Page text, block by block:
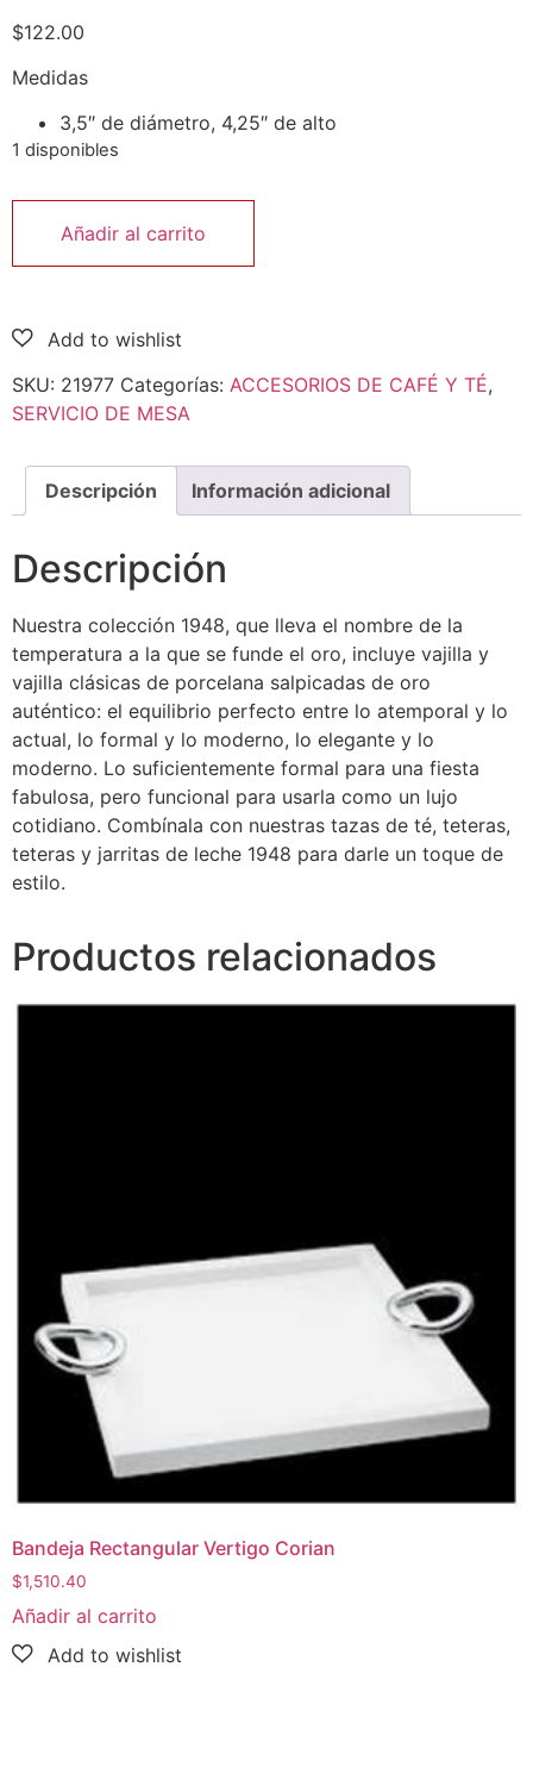
$122.00
Medidas
3,5″ de diámetro, 4,25″ de alto
1 disponibles
Añadir al carrito
SKU: 21977 Categorías: ACCESORIOS DE CAFÉ Y TÉ,
SERVICIO DE MESA
Descripción Información adicional
Descripción
Nuestra colección 1948, que lleva el nombre de la
temperatura a la que se funde el oro, incluye vajilla y
vajilla clásicas de porcelana salpicadas de oro
auténtico: el equilibrio perfecto entre lo atemporal y lo
actual, lo formal y lo moderno, lo elegante y lo
moderno. Lo suficientemente formal para una fiesta
fabulosa, pero funcional para usarla como un lujo
cotidiano. Combínala con nuestras tazas de té, teteras,
teteras y jarritas de leche 1948 para darle un toque de
estilo.
Productos relacionados
Bandeja Rectangular Vertigo Corian
$1,510.40
Añadir al carrito